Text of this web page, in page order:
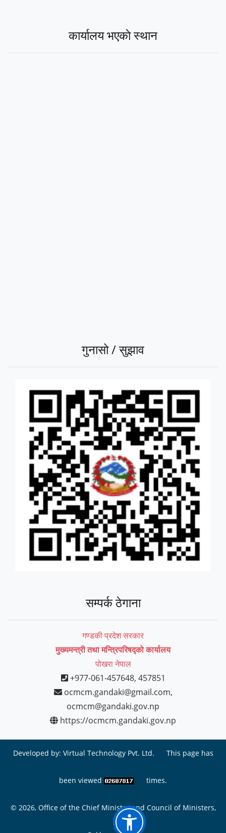
प्रदेश नीति तथा योजना आयोग ,गण्डकी प्रदेश
प्रदेश लोक सेवा आयोग गण्डकी प्रदेश, पोखरा
कार्यालय भएकाे स्थान
गुनासो / सुझाव
सम्पर्क ठेगाना
गण्डकी प्रदेश सरकार
मुख्यमन्त्री तथा मन्त्रिपरिषद्को कार्यालय
पोखरा नेपाल
+977-061-457648, 457851
ocmcm.gandaki@gmail.com,
ocmcm@gandaki.gov.np
https://ocmcm.gandaki.gov.np
Developed by: Virtual Technology Pvt. Ltd. This page has
been viewed times.
© 2026, Office of the Chief Minister and Council of Ministers,